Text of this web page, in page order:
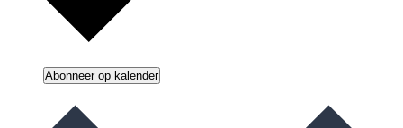
Abonneer op kalender